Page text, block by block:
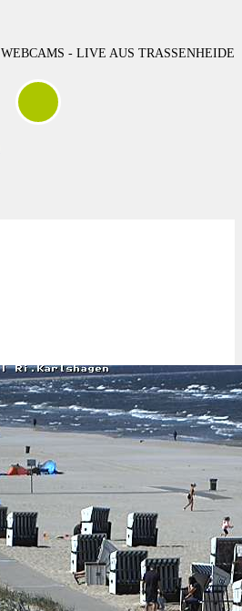
WEBCAMS - LIVE AUS TRASSENHEIDE